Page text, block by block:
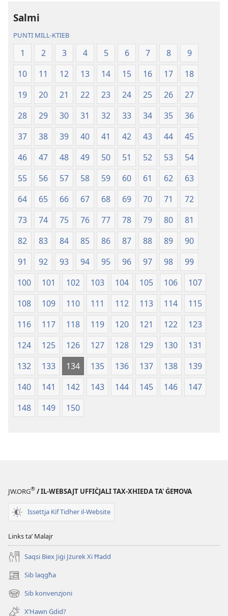
l-
Iskrittura
Mqaddsa
(Reviżjoni
tal-
2013)
Ġdida
taʼ
Iskrittura
Mqaddsa
(Reviżjoni
tal-
2013)
Salmi
PUNTI MILL-KTIEB
1 2 3 4 5 6 7 8
9
10
11 12 13 14 15 16 17
18
19
20 21 22 23 24 25 26
27
28
29 30 31 32 33 34 35
36
37
38 39 40 41 42 43 44
45
46
47 48 49 50 51 52 53
54
55
56 57 58 59 60 61 62
63
64
65 66 67 68 69 70 71
72
73
74 75 76 77 78 79 80
81
82
83 84 85 86 87 88 89
90
91
92 93 94 95 96 97 98
99
100
101 102 103 104 105 106
107
108
109 110 111 112 113 114
115
116
117 118 119 120 121 122
123
124
125 126 127 128 129 130
131
132
133 134 135 136 137 138
139
140
141 142 143 144 145 146
147
148
149 150
JW.ORG® / IL-WEBSAJT UFFIĊJALI TAX-XHIEDA TA' ĠEĦOVA
Issettja Kif Tidher il-Website
Links taʼ Malajr
Saqsi Biex Jiġi Jżurek Xi Ħadd
Sib laqgħa
(opens
new
window)
Sib konvenzjoni
(opens
new X’Hawn Ġdid?